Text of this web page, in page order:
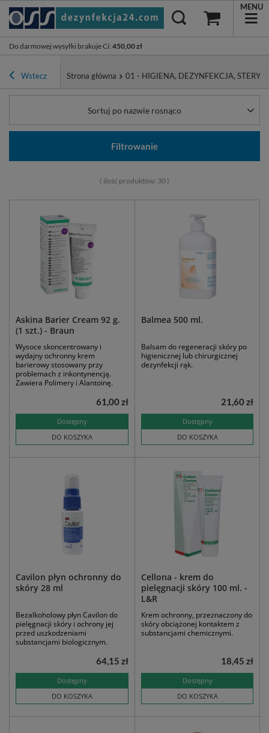
Do darmowej wysyłki brakuje Ci: 450,00 zł
MENU
Wstecz Strona główna 01 - HIGIENA, DEZYNFEKCJA,
Sortuj po nazwie rosnąco
Filtrowanie
( ilość produktów: 30)
Askina Barier Cream 92 g.
(1 szt.) - Braun
Wysoce skoncentrowany i
wydajny ochronny krem
barierowy stosowany przy
problemach z inkontynencją.
Zawiera Polimery i Alantoinę.
Dostępny
DO KOSZYKA
61,00 zł
Balmea 500 ml.
Balsam do regeneracji skóry po
higienicznej lub chirurgicznej
dezynfekcji rąk.
Dostępny
DO KOSZYKA
21,60 zł
Cavilon płyn ochronny do
skóry 28 ml
Bezalkoholowy płyn Cavilon do
pielęgnacji skóry i ochrony jej
przed uszkodzeniami
substancjami biologicznym.
Dostępny
DO KOSZYKA
64,15 zł
Cellona - krem do
pielęgnacji skóry 100 ml. -
L&R
Krem ochronny, przeznaczony do
skóry obciążonej kontaktem z
substancjami chemicznymi.
Dostępny
DO KOSZYKA
18,45 zł